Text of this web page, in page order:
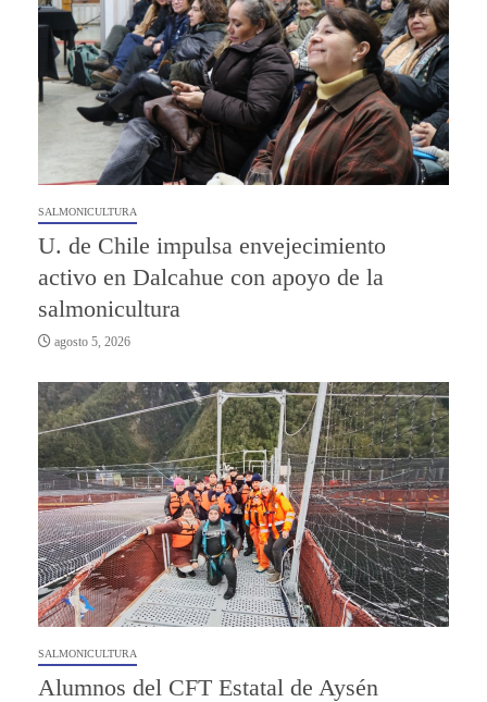
SALMONICULTURA
U. de Chile impulsa envejecimiento
activo en Dalcahue con apoyo de la
salmonicultura
agosto 5, 2026
SALMONICULTURA
Alumnos del CFT Estatal de Aysén